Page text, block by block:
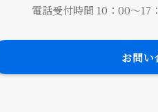
電話受付時間 10：00～17
お問い